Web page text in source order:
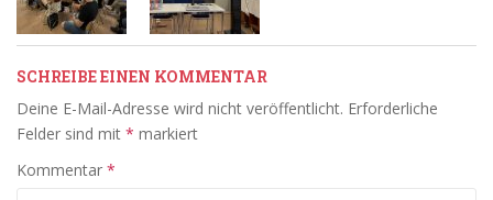
SCHREIBE EINEN KOMMENTAR
Deine E-Mail-Adresse wird nicht veröffentlicht. Erforderliche
Felder sind mit * markiert
Kommentar *